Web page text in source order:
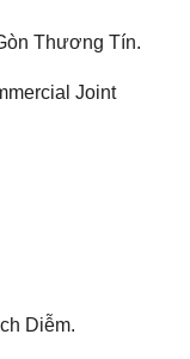
Thương Tín.
Joint
Diễm.